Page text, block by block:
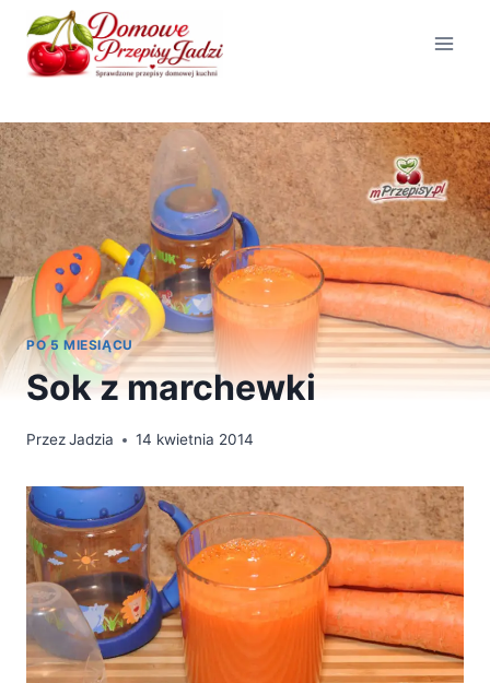
Przejdź
treści
PO 5 MIESIĄCU
Sok z marchewki
PrzezJadzia 14 kwietnia 2014